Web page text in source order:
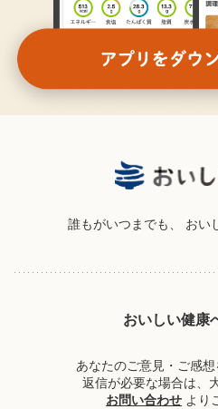
誰もがいつまでも、 おい
おいしい健康
あなたのご意見・ご感
返信が必要な場合は、
お問い合わせ より